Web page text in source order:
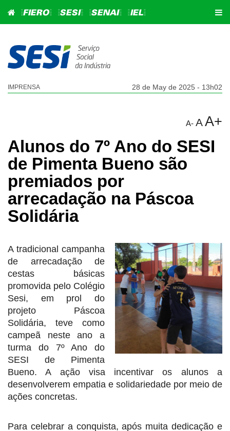
=FIERO= =SESI= =SENAI= =IEL=
IMPRENSA 28 de May de 2025 - 13h02
A- AA+
Alunos do 7º Ano do SESI
de Pimenta Bueno são
premiados por
arrecadação na Páscoa
Solidária
A tradicional campanha
de arrecadação de
cestas básicas
promovida pelo Colégio
Sesi, em prol do
projeto Páscoa
Solidária, teve como
campeã neste ano a
turma do 7º Ano do
SESI de Pimenta
Bueno. A ação visa incentivar os alunos a
desenvolverem empatia e solidariedade por meio de
ações concretas.
Para celebrar a conquista, após muita dedicação e